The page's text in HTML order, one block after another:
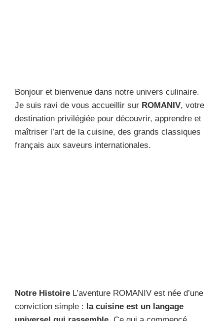
Bonjour et bienvenue dans notre univers culinaire.
Je suis ravi de vous accueillir sur ROMANIV, votre
destination privilégiée pour découvrir, apprendre et
maîtriser l’art de la cuisine, des grands classiques
français aux saveurs internationales.
Notre Histoire L’aventure ROMANIV est née d’une
conviction simple : la cuisine est un langage